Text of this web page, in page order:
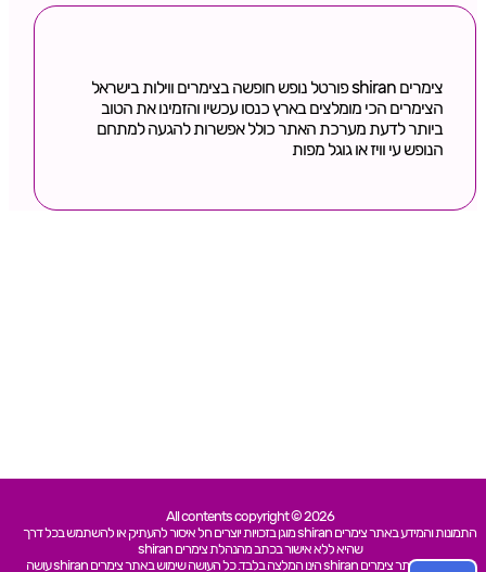
צימרים shiran פורטל נופש חופשה בצימרים ווילות בישראל
הצימרים הכי מומלצים בארץ כנסו עכשיו והזמינו את הטוב
ביותר לדעת מערכת האתר כולל אפשרות להגעה למתחם
הנופש עי וויז או גוגל מפות
All contents copyright © 2026
התמונות והמידע באתר צימרים shiran מוגן בזכויות יוצרים חל איסור להעתיק או להשתמש בכל דרך
שהיא ללא אישור בכתב מהנהלת צימרים shiran
כל האמור באתר צימרים shiran הינו המלצה בלבד. כל העושה שימוש באתר צימרים shiran עושה